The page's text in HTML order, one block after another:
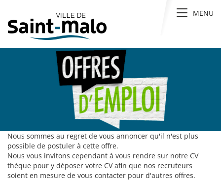
Toggle
MENU
Nous sommes au regret de vous annoncer qu'il n'est plus
possible de postuler à cette offre.
Nous vous invitons cependant à vous rendre sur notre CV
thèque pour y déposer votre CV afin que nos recruteurs
soient en mesure de vous contacter pour d'autres offres.